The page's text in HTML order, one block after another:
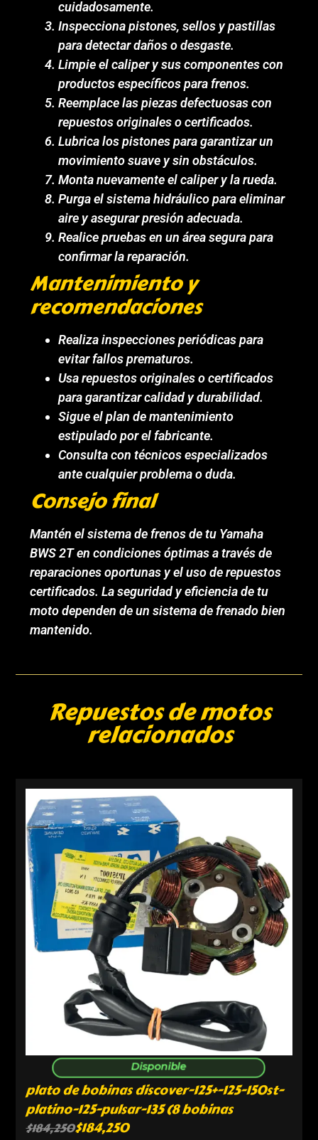
cuidadosamente.
Inspecciona pistones, sellos y pastillas
para detectar daños o desgaste.
Limpie el caliper y sus componentes con
productos específicos para frenos.
Reemplace las piezas defectuosas con
repuestos originales o certificados.
Lubrica los pistones para garantizar un
movimiento suave y sin obstáculos.
Monta nuevamente el caliper y la rueda.
Purga el sistema hidráulico para eliminar
aire y asegurar presión adecuada.
Realice pruebas en un área segura para
confirmar la reparación.
Mantenimiento y
recomendaciones
Realiza inspecciones periódicas para
evitar fallos prematuros.
Usa repuestos originales o certificados
para garantizar calidad y durabilidad.
Sigue el plan de mantenimiento
estipulado por el fabricante.
Consulta con técnicos especializados
ante cualquier problema o duda.
Consejo final
Mantén el sistema de frenos de tu Yamaha
BWS 2T en condiciones óptimas a través de
reparaciones oportunas y el uso de repuestos
certificados. La seguridad y eficiencia de tu
moto dependen de un sistema de frenado bien
mantenido.
Repuestos de motos
relacionados
Disponible
plato de bobinas discover-125+-125-150st-
platino-125-pulsar-135 (8 bobinas
$184,250$184,250